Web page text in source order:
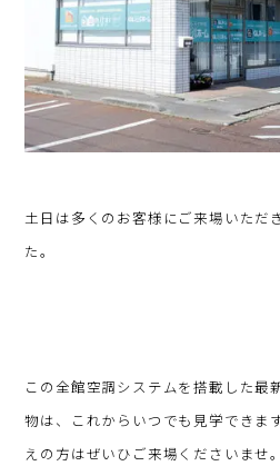
土日は多くのお客様にご来場いただ
た。
この全館空調システムを搭載した最
物は、これからいつでも見学できま
えの方はぜいひご来場くださいませ。